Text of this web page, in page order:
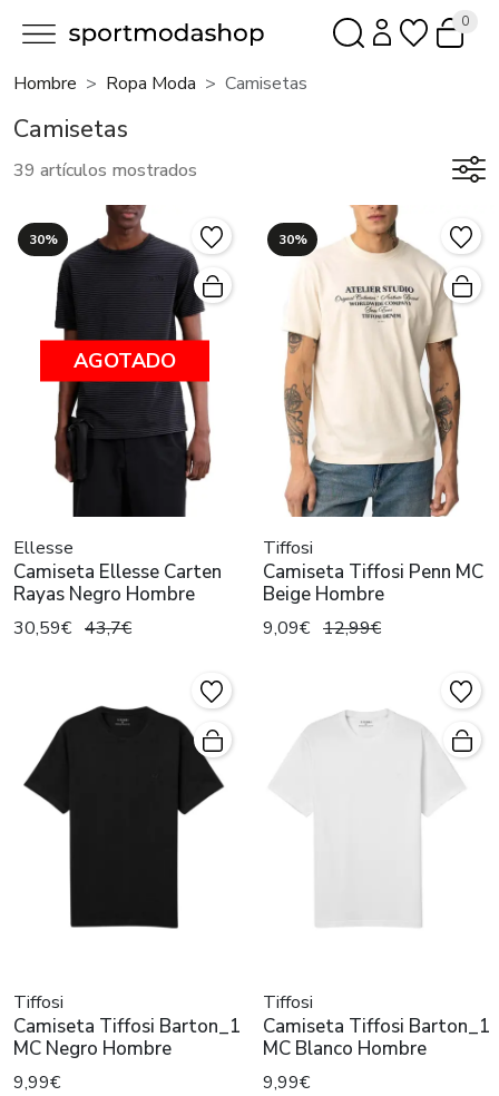
0
Hombre Ropa Moda Camisetas
Camisetas
39 artículos mostrados
30%
AGOTADO
Ellesse
Camiseta Ellesse Carten
Rayas Negro Hombre
30,59€ 43,7€
30%
Tiffosi
Camiseta Tiffosi Penn MC
Beige Hombre
9,09€ 12,99€
Tiffosi
Camiseta Tiffosi Barton_1
MC Negro Hombre
9,99€
Tiffosi
Camiseta Tiffosi Barton_1
MC Blanco Hombre
9,99€